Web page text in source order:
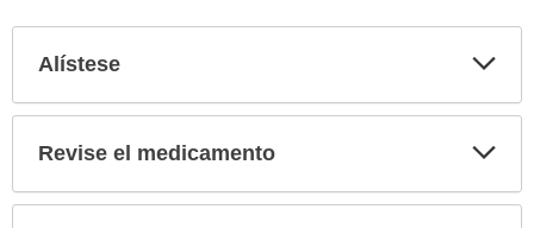
Alístese
Revise el medicamento